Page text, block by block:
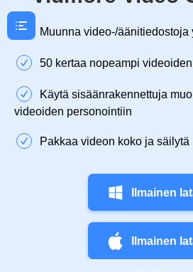
Muunna video-/äänitiedostoja
50 kertaa nopeampi
Käytä sisäänrakennettuja
videoiden personointiin
Pakkaa videon koko ja säilytä
Ilmainen
Ilmainen